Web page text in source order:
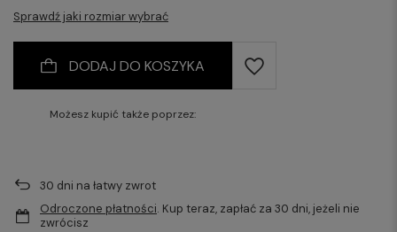
Sprawdź jaki rozmiar wybrać
DODAJ DO KOSZYKA
Możesz kupić także poprzez:
30 dni na łatwy zwrot
Odroczone płatności. Kup teraz, zapłać za 30 dni, jeżeli nie
zwrócisz